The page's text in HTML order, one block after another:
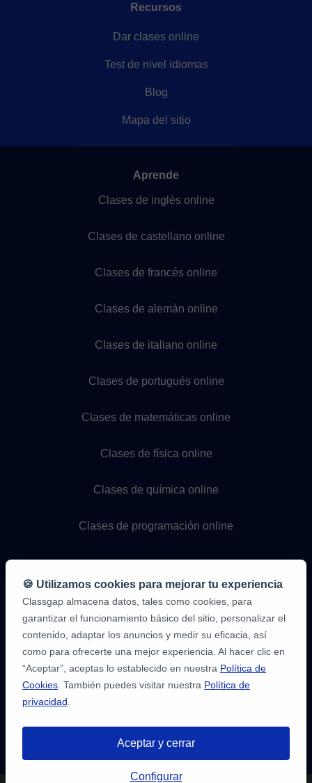
Recursos
Dar clases online
Test de nivel idiomas
Blog
Mapa del sitio
Aprende
Clases de inglés online
Clases de castellano online
Clases de francés online
Clases de alemán online
Clases de italiano online
Clases de portugués online
Clases de matemáticas online
Clases de física online
Clases de química online
Clases de programación online
9,6/10
1.339.284
opiniones
verificadas.com
🍪 Utilizamos cookies para mejorar tu experiencia
Classgap almacena datos, tales como cookies, para
garantizar el funcionamiento básico del sitio, personalizar el
contenido, adaptar los anuncios y medir su eficacia, así
como para ofrecerte una mejor experiencia. Al hacer clic en
“Aceptar”, aceptas lo establecido en nuestra Política de
Cookies . También puedes visitar nuestra Política de
privacidad
Aceptar y cerrar
Configurar